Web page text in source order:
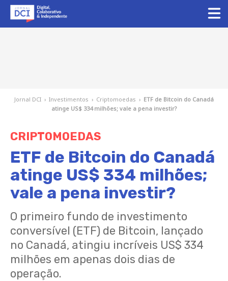
Jornal DCI › Investimentos › Criptomoedas › ETF de Bitcoin do Canadá
atinge US$ 334 milhões; vale a pena investir?
CRIPTOMOEDAS
ETF de Bitcoin do Canadá
atinge US$ 334 milhões;
vale a pena investir?
O primeiro fundo de investimento
conversível (ETF) de Bitcoin, lançado
no Canadá, atingiu incríveis US$ 334
milhões em apenas dois dias de
operação.